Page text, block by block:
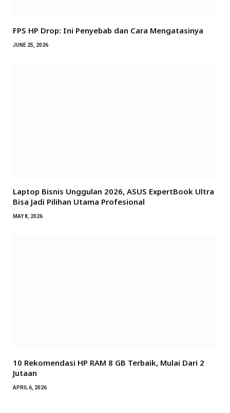
FPS HP Drop: Ini Penyebab dan Cara Mengatasinya
JUNE 25, 2026
Laptop Bisnis Unggulan 2026, ASUS ExpertBook Ultra
Bisa Jadi Pilihan Utama Profesional
MAY 8, 2026
10 Rekomendasi HP RAM 8 GB Terbaik, Mulai Dari 2
Jutaan
APRIL 6, 2026